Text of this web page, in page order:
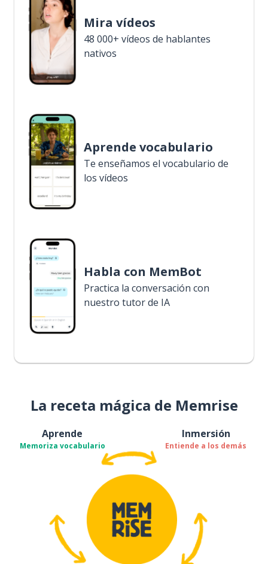
Mira vídeos
48 000+ vídeos de hablantes
nativos
Aprende vocabulario
Te enseñamos el vocabulario de
los vídeos
Habla con MemBot
Practica la conversación con
nuestro tutor de IA
La receta mágica de Memrise
Aprende
Memoriza vocabulario
Inmersión
Entiende a los demás